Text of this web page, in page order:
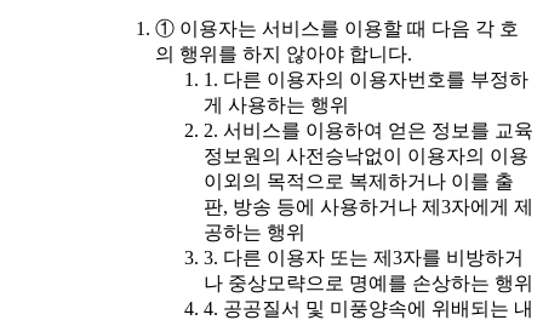
① 이용자는 서비스를 이용할 때 다음 각 호
의 행위를 하지 않아야 합니다.
1. 다른 이용자의 이용자번호를 부정하
게 사용하는 행위
2. 서비스를 이용하여 얻은 정보를 교육
정보원의 사전승낙없이 이용자의 이용
이외의 목적으로 복제하거나 이를 출
판, 방송 등에 사용하거나 제3자에게 제
공하는 행위
3. 다른 이용자 또는 제3자를 비방하거
나 중상모략으로 명예를 손상하는 행위
4. 공공질서 및 미풍양속에 위배되는 내